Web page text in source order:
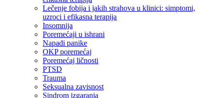
Lečenje fobija i jakih strahova u klinici: simptomi,
uzroci i efikasna terapija
Insomnija
Poremećaji u ishrani
Napadi panike
OKP poremećaj
Poremećaj ličnosti
PTSD
Trauma
Seksualna zavisnost
Sindrom izgaranja